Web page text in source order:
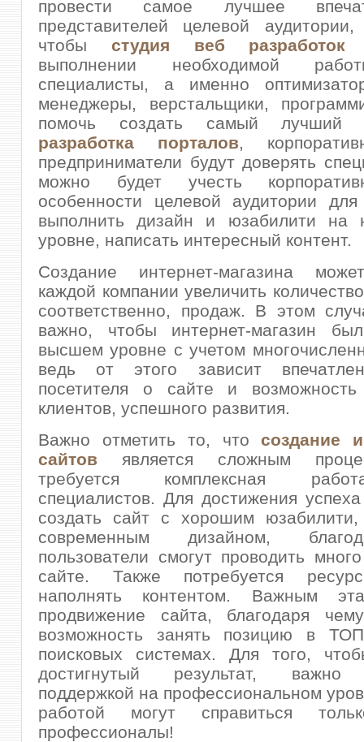
провести самое лучшее
представителей целевой аудитории,
чтобы студия веб разработок
выполнении необходимой
специалисты, а именно
менеджеры, верстальщики,
помочь создать самый лучший
разработка порталов,
предприниматели будут доверять
можно будет учесть
особенности целевой аудитории
выполнить дизайн и юзабилити на
уровне, написать интересный контент.
Создание интернет-магазина
каждой компании увеличить
соответственно, продаж. В этом
важно, чтобы интернет-магазин
высшем уровне с учетом
ведь от этого зависит
посетителя о сайте и возможность
клиентов, успешного развития.
Важно отметить то, чтосоздание
сайтов является сложным
требуется комплексная
специалистов. Для достижения успеха
создать сайт с хорошим
современным дизайном,
пользователи смогут проводить
сайте. Также потребуется
наполнять контентом. Важным
продвижение сайта, благодаря
возможность занять позицию в
поисковых системах. Для того,
достигнутый результат, важно
поддержкой на профессиональном
работой могут справиться
профессионалы!